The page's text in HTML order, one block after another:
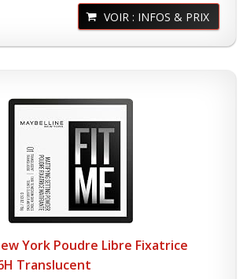
VOIR : INFOS & PRIX
York Poudre Libre Fixatrice
Translucent